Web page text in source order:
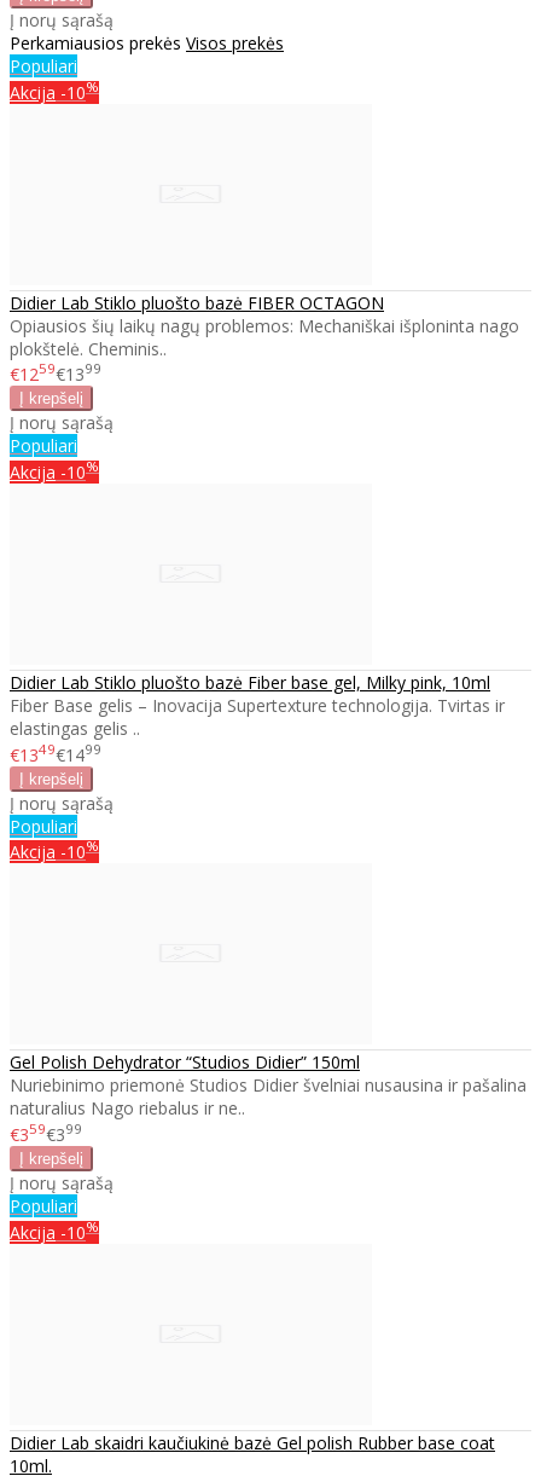
Į norų sąrašą
Perkamiausios prekės Visos prekės
Populiari
Akcija -10%
Didier Lab Stiklo pluošto bazė FIBER OCTAGON
Opiausios šių laikų nagų problemos: Mechaniškai išploninta nago
plokštelė. Cheminis..
€1259€1399
Į norų sąrašą
Populiari
Akcija -10%
Didier Lab Stiklo pluošto bazė Fiber base gel, Milky pink, 10ml
Fiber Base gelis – Inovacija Supertexture technologija. Tvirtas ir
elastingas gelis ..
€1349€1499
Į norų sąrašą
Populiari
Akcija -10%
Gel Polish Dehydrator “Studios Didier” 150ml
Nuriebinimo priemonė Studios Didier švelniai nusausina ir pašalina
naturalius Nago riebalus ir ne..
€359€399
Į norų sąrašą
Populiari
Akcija -10%
Didier Lab skaidri kaučiukinė bazė Gel polish Rubber base coat
10ml.